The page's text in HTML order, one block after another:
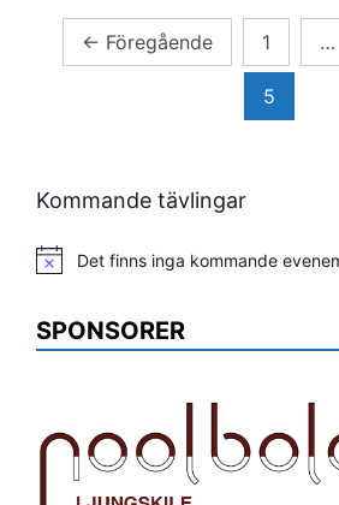
Sidnumrering
← Föregående 1 …
5
Kommande tävlingar
Notis Det finns inga kommande
SPONSORER